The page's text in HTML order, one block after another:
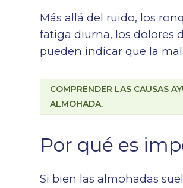
Más allá del ruido, los
fatiga diurna, los dolores
pueden indicar que la
COMPRENDER LAS CAUSAS
ALMOHADA.
Por qué es
Si bien las almohadas